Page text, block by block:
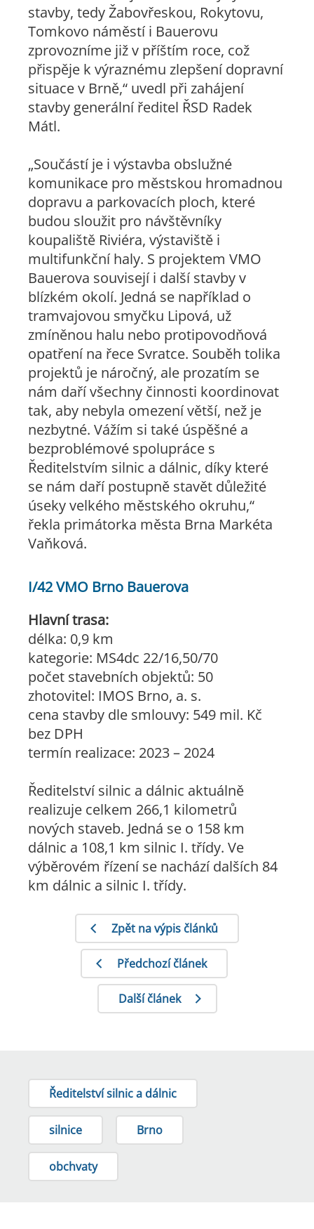
stavby, tedy Žabovřeskou, Rokytovu,
Tomkovo náměstí i Bauerovu
zprovozníme již v příštím roce, což
přispěje k výraznému zlepšení dopravní
situace v Brně,“ uvedl při zahájení
stavby generální ředitel ŘSD Radek
Mátl.
„Součástí je i výstavba obslužné
komunikace pro městskou hromadnou
dopravu a parkovacích ploch, které
budou sloužit pro návštěvníky
koupaliště Riviéra, výstaviště i
multifunkční haly. S projektem VMO
Bauerova souvisejí i další stavby v
blízkém okolí. Jedná se například o
tramvajovou smyčku Lipová, už
zmíněnou halu nebo protipovodňová
opatření na řece Svratce. Souběh tolika
projektů je náročný, ale prozatím se
nám daří všechny činnosti koordinovat
tak, aby nebyla omezení větší, než je
nezbytné. Vážím si také úspěšné a
bezproblémové spolupráce s
Ředitelstvím silnic a dálnic, díky které
se nám daří postupně stavět důležité
úseky velkého městského okruhu,“
řekla primátorka města Brna Markéta
Vaňková.
I/42 VMO Brno Bauerova
Hlavní trasa:
délka: 0,9 km
kategorie: MS4dc 22/16,50/70
počet stavebních objektů: 50
zhotovitel: IMOS Brno, a. s.
cena stavby dle smlouvy: 549 mil. Kč
bez DPH
termín realizace: 2023 – 2024
Ředitelství silnic a dálnic aktuálně
realizuje celkem 266,1 kilometrů
nových staveb. Jedná se o 158 km
dálnic a 108,1 km silnic I. třídy. Ve
výběrovém řízení se nachází dalších 84
km dálnic a silnic I. třídy.
Zpět na výpis článků
Předchozí článek
Další článek
Ředitelství silnic a dálnic
silnice Brno
obchvaty